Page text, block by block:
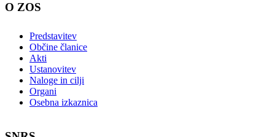
O ZOS
Predstavitev
Občine članice
Akti
Ustanovitev
Naloge in cilji
Organi
Osebna izkaznica